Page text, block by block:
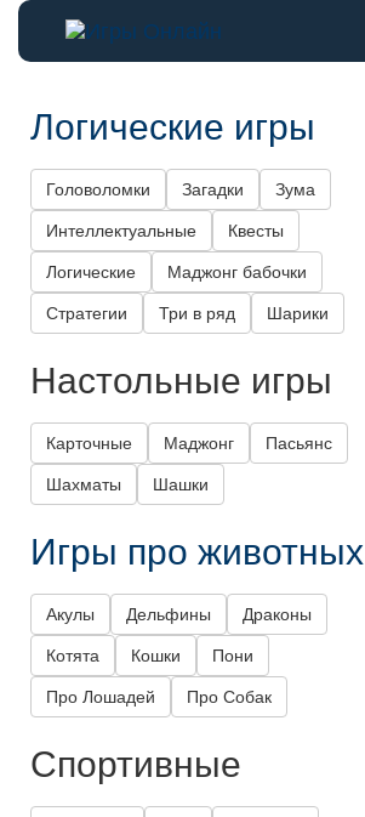
Логические игры
Головоломки Загадки Зума
Интеллектуальные Квесты
Логические Маджонг бабочки
Стратегии Три в ряд Шарики
Настольные игры
Карточные Маджонг Пасьянс
Шахматы Шашки
Игры про животных
Акулы Дельфины Драконы
Котята Кошки Пони
Про Лошадей Про Собак
Спортивные